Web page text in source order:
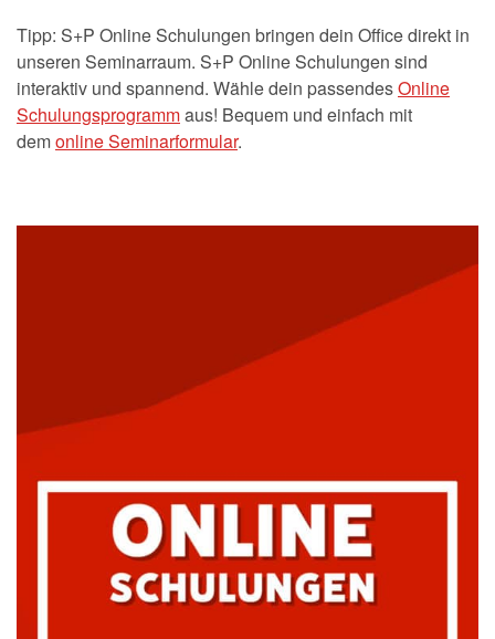
Tipp: S+P Online Schulungen bringen dein Office direkt in
unseren Seminarraum. S+P Online Schulungen sind
interaktiv und spannend. Wähle dein passendesOnline
Schulungsprogrammaus! Bequem und einfach mit
demonline Seminarformular.